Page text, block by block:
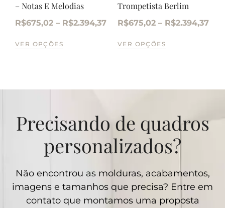
– Notas E Melodias
R$675,02 – R$2.394,37
VER OPÇÕES
Trompetista Berlim
R$675,02 – R$2.394,37
VER OPÇÕES
Precisando de quadros
personalizados?
Não encontrou as molduras, acabamentos,
imagens e tamanhos que precisa? Entre em
contato que montamos uma proposta